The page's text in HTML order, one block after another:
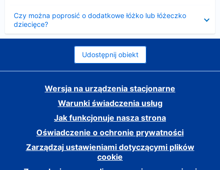
Czy można poprosić o dodatkowe łóżko lub łóżeczko
dziecięce?
Udostępnij obiekt
Wersja na urządzenia stacjonarne
Warunki świadczenia usług
Jak funkcjonuje nasza strona
Oświadczenie o ochronie prywatności
Zarządzaj ustawieniami dotyczącymi plików
cookie